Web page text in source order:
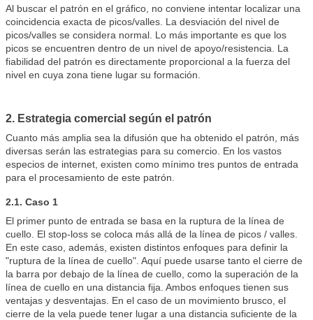
Al buscar el patrón en el gráfico, no conviene intentar localizar una
coincidencia exacta de picos/valles. La desviación del nivel de
picos/valles se considera normal. Lo más importante es que los
picos se encuentren dentro de un nivel de apoyo/resistencia. La
fiabilidad del patrón es directamente proporcional a la fuerza del
nivel en cuya zona tiene lugar su formación.
2. Estrategia comercial según el patrón
Cuanto más amplia sea la difusión que ha obtenido el patrón, más
diversas serán las estrategias para su comercio. En los vastos
especios de internet, existen como mínimo tres puntos de entrada
para el procesamiento de este patrón.
2.1. Caso 1
El primer punto de entrada se basa en la ruptura de la línea de
cuello. El stop-loss se coloca más allá de la línea de picos / valles.
En este caso, además, existen distintos enfoques para definir la
"ruptura de la línea de cuello". Aquí puede usarse tanto el cierre de
la barra por debajo de la línea de cuello, como la superación de la
línea de cuello en una distancia fija. Ambos enfoques tienen sus
ventajas y desventajas. En el caso de un movimiento brusco, el
cierre de la vela puede tener lugar a una distancia suficiente de la